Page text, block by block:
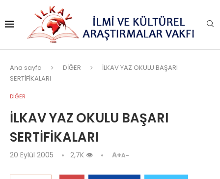
Ana sayfa DİĞER
İLKAV YAZ OKULU BAŞARI
SERTİFİKALARI
DİĞER
İLKAV YAZ OKULU BAŞARI
SERTİFİKALARI
20 Eylül 2005 2,7K 👁 A+A-